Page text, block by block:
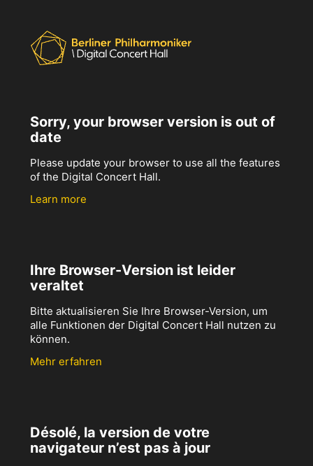
Sorry, your browser version is out of
date
Please update your browser to use all the features
of the Digital Concert Hall.
Learn more
Ihre Browser-Version ist leider
veraltet
Bitte aktualisieren Sie Ihre Browser-Version, um
alle Funktionen der Digital Concert Hall nutzen zu
können.
Mehr erfahren
Désolé, la version de votre
navigateur n’est pas à jour